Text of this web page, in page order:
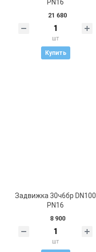
PN16
21 680
шт
Купить
Задвижка 30ч6бр DN100
PN16
8 900
шт